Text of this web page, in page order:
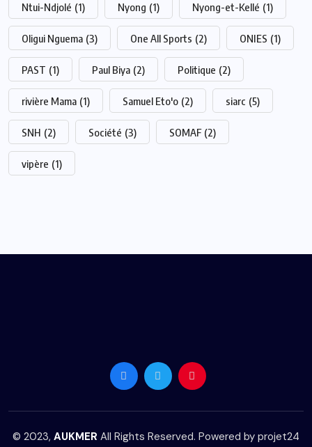
Ntui-Ndjolé (1) Nyong (1) Nyong-et-Kellé (1)
Oligui Nguema (3) One All Sports (2) ONIES (1)
PAST (1) Paul Biya (2) Politique (2)
rivière Mama (1) Samuel Eto'o (2) siarc (5)
SNH (2) Société (3) SOMAF (2)
vipère (1)
© 2023, AUKMER All Rights Reserved. Powered by projet24